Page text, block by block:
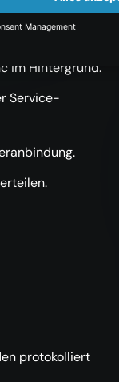
im Hintergrund.
Service-
protokolliert